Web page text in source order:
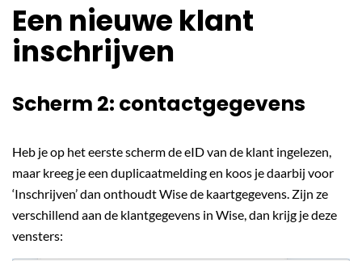
Een nieuwe klant
inschrijven
Scherm 2: contactgegevens
Heb je op het eerste scherm de eID van de klant ingelezen,
maar kreeg je een duplicaatmelding en koos je daarbij voor
‘Inschrijven’ dan onthoudt Wise de kaartgegevens. Zijn ze
verschillend aan de klantgegevens in Wise, dan krijg je deze
vensters: